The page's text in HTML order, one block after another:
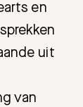
en
uit
van